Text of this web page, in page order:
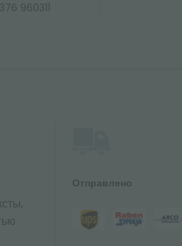
960311
Отправлено